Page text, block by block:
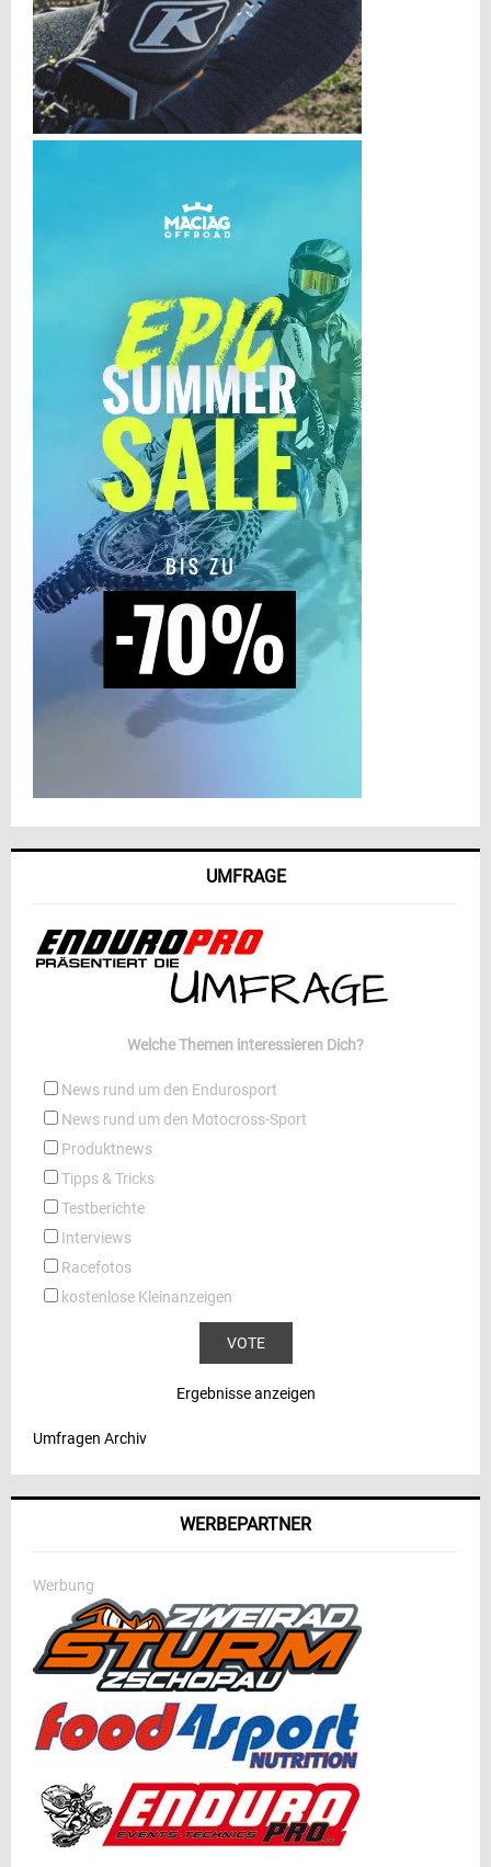
UMFRAGE
Welche Themen interessieren Dich?
News rund um den Endurosport
News rund um den Motocross-Sport
Produktnews
Tipps & Tricks
Testberichte
Interviews
Racefotos
kostenlose Kleinanzeigen
Ergebnisse anzeigen
Umfragen Archiv
WERBEPARTNER
Werbung